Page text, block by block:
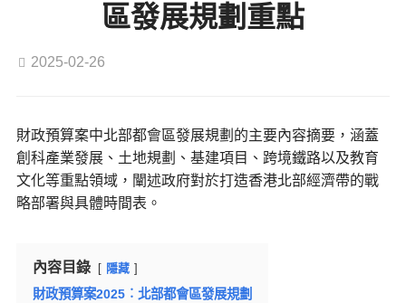
區發展規劃重點
2025-02-26
財政預算案中北部都會區發展規劃的主要內容摘要，涵蓋
創科產業發展、土地規劃、基建項目、跨境鐵路以及教育
文化等重點領域，闡述政府對於打造香港北部經濟帶的戰
略部署與具體時間表。
內容目錄 隱藏
財政預算案2025︰北部都會區發展規劃